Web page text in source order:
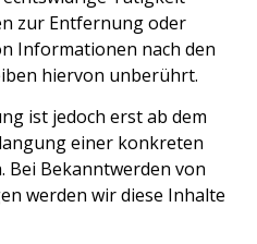
zur Entfernung oder
Informationen nach den
hiervon unberührt.
ist jedoch erst ab dem
einer konkreten
Bei Bekanntwerden von
werden wir diese Inhalte